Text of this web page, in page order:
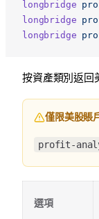
longbridge
longbridge
longbridge
按資產類別返回
僅限美股賬
profit-
選項